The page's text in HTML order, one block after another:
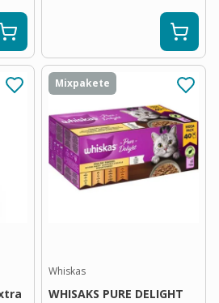
Mixpakete
Whiskas
WHISAKS PURE DELIGHT